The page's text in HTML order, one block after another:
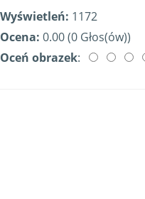
Wyświetleń: 1172
Ocena: 0.00 (0 Głos(ów))
Oceń obrazek: